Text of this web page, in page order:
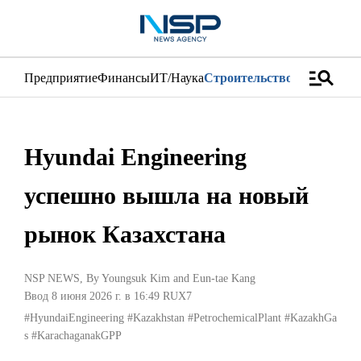
ПредприятиеФинансыИТ/НаукаСтроительство manage_search
Hyundai Engineering
успешно вышла на новый
рынок Казахстана
NSP NEWS, By Youngsuk Kim and Eun-tae Kang
Ввод 8 июня 2026 г. в 16:49 RUX7
#HyundaiEngineering #Kazakhstan #PetrochemicalPlant #KazakhGa
s #KarachaganakGPP